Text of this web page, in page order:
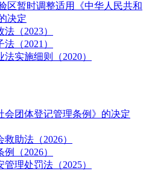
区暂时调整适用《中华人民共和
决定
（2023）
（2021）
实施细则（2020）
会团体登记管理条例》的决定
助法（2026）
（2026）
理处罚法（2025）